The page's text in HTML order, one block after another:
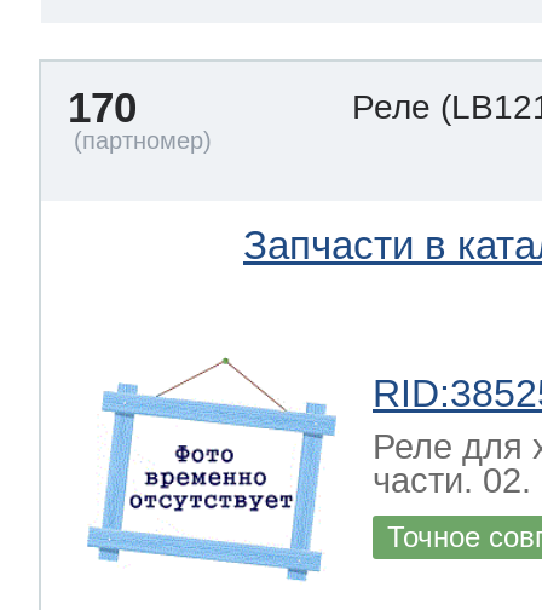
170 Реле
Запчасти в
Реле для
части. 02.
Точное